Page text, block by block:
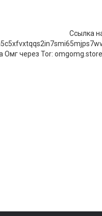
Ссылка
Омг через Tor: